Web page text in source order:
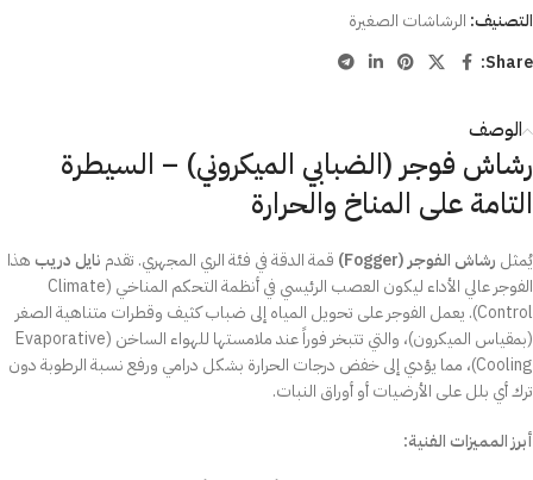
التصنيف: الرشاشات الصغيرة
Share:
الوصف
رشاش فوجر (الضبابي الميكروني) – السيطرة
التامة على المناخ والحرارة
يُمثل رشاش الفوجر (Fogger) قمة الدقة في فئة الري المجهري. تقدم نايل دريب هذا
الفوجر عالي الأداء ليكون العصب الرئيسي في أنظمة التحكم المناخي (Climate
Control). يعمل الفوجر على تحويل المياه إلى ضباب كثيف وقطرات متناهية الصغر
(بمقياس الميكرون)، والتي تتبخر فوراً عند ملامستها للهواء الساخن (Evaporative
Cooling)، مما يؤدي إلى خفض درجات الحرارة بشكل درامي ورفع نسبة الرطوبة دون
ترك أي بلل على الأرضيات أو أوراق النبات.
أبرز المميزات الفنية: